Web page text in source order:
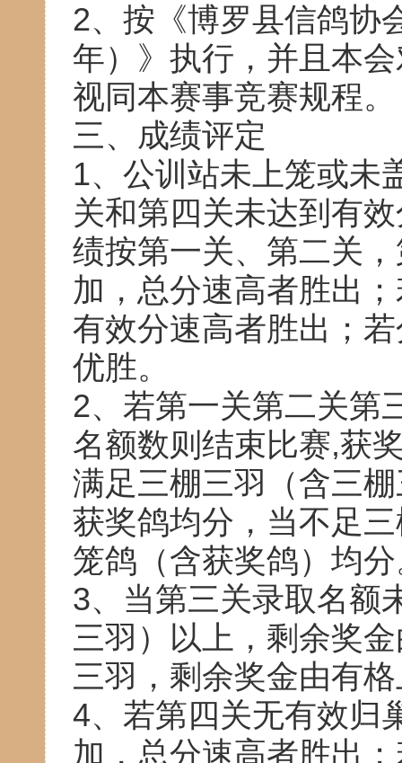
2、按《博罗县信鸽协
年）》执行，并且本
视同本赛事竞赛规程。
三、成绩评定
1、公训站未上笼或未
关和第四关未达到有
绩按第一关、第二关
加，总分速高者胜出
有效分速高者胜出；
优胜。
2、若第一关第二关第
名额数则结束比赛,获
满足三棚三羽（含三
获奖鸽均分，当不足
笼鸽（含获奖鸽）均
3、当第三关录取名额
三羽）以上，剩余奖
三羽，剩余奖金由有
4、若第四关无有效归
加，总分速高者胜出